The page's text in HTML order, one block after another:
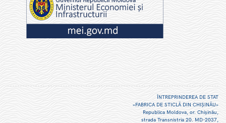
ÎNTREPRINDEREA DE STAT
«FABRICA DE STICLĂ DIN CHIŞINĂU»
Republica Moldova, or. Chişinău,
strada Transnistria 20. MD-2037,